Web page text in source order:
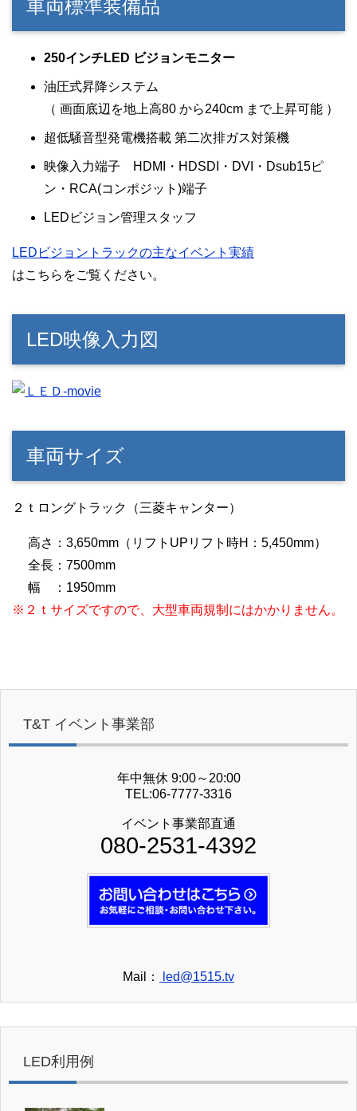
車両標準装備品
250インチLED ビジョンモニター
油圧式昇降システム
（ 画面底辺を地上高80 から240cm まで上昇可能 ）
超低騒音型発電機搭載 第二次排ガス対策機
映像入力端子 HDMI・HDSDI・DVI・Dsub15ピ
ン・RCA(コンポジット)端子
LEDビジョン管理スタッフ
LEDビジョントラックの主なイベント実績
はこちらをご覧ください。
LED映像入力図
車両サイズ
２ｔロングトラック（三菱キャンター）
高さ：3,650mm（リフトUPリフト時H：5,450mm）
全長：7500mm
幅 ：1950mm
※２ｔサイズですので、大型車両規制にはかかりません。
T&T イベント事業部
年中無休 9:00～20:00
TEL:06-7777-3316
イベント事業部直通
080-2531-4392
Mail： led@1515.tv
LED利用例